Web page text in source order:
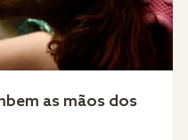
as mãos dos